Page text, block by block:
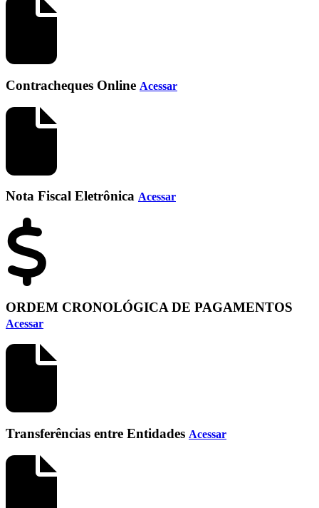
Contracheques Online Acessar
Nota Fiscal Eletrônica Acessar
ORDEM CRONOLÓGICA DE PAGAMENTOS
Acessar
Transferências entre Entidades Acessar